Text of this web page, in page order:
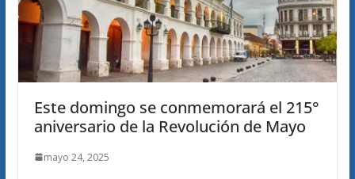
Este domingo se conmemorará el 215°
aniversario de la Revolución de Mayo
mayo 24, 2025